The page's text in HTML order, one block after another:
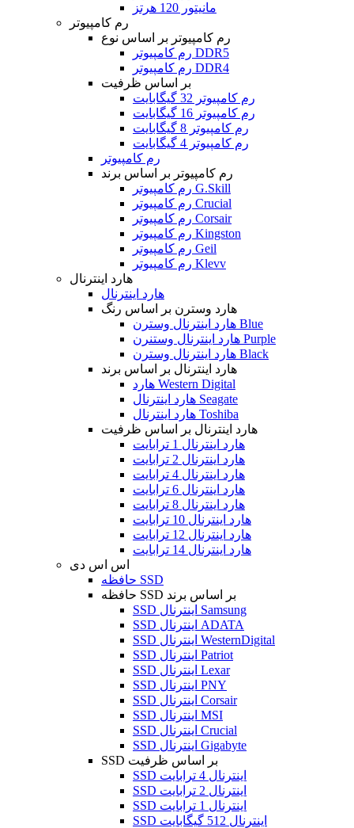
مانیتور 120 هرتز
رم کامپیوتر
رم کامپیوتر بر اساس نوع
رم کامپیوتر DDR5
رم کامپیوتر DDR4
بر اساس ظرفیت
رم کامپیوتر 32 گیگابایت
رم کامپیوتر 16 گیگابایت
رم کامپیوتر 8 گیگابایت
رم کامپیوتر 4 گیگابایت
رم کامپیوتر
رم کامپیوتر بر اساس برند
رم کامپیوتر G.Skill
رم کامپیوتر Crucial
رم کامپیوتر Corsair
رم کامپیوتر Kingston
رم کامپیوتر Geil
رم کامپیوتر Klevv
هارد اینترنال
هارد اینترنال
هارد وسترن بر اساس رنگ
هارد اینترنال وسترن Blue
هارد اینترنال وستنرن Purple
هارد اینترنال وسترن Black
هارد اینترنال بر اساس برند
هارد Western Digital
هارد اینترنال Seagate
هارد اینترنال Toshiba
هارد اینترنال بر اساس ظرفیت
هارد اینترنال 1 ترابایت
هارد اینترنال 2 ترابایت
هارد اینترنال 4 ترابایت
هارد اینترنال 6 ترابایت
هارد اینترنال 8 ترابایت
هارد اینترنال 10 ترابایت
هارد اینترنال 12 ترابایت
هارد اینترنال 14 ترابایت
اس اس دی
حافظه SSD
حافظه SSD بر اساس برند
SSD اینترنال Samsung
SSD اینترنال ADATA
SSD اینترنال WesternDigital
SSD اینترنال Patriot
SSD اینترنال Lexar
SSD اینترنال PNY
SSD اینترنال Corsair
SSD اینترنال MSI
SSD اینترنال Crucial
SSD اینترنال Gigabyte
SSD بر اساس ظرفیت
SSD اینترنال 4 ترابایت
SSD اینترنال 2 ترابایت
SSD اینترنال 1 ترابایت
SSD اینترنال 512 گیگابایت